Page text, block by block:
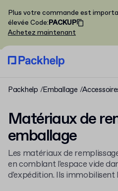
Plus votre commande est
élevée Code:PACKUP
Achetez maintenant
Packhelp Emballage
Matériaux de
emballage
Les matériaux de
en comblant l'espace vide
d'expédition. Ils